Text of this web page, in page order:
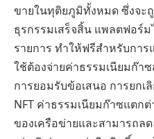
ขายในทุติยภูมิทั้งหมด ซึ่งจะ
ธุรกรรมเสร็จสิ้น แพลตฟอร์
รายการ ทำให้ฟรีสำหรับการ
ใช้ต้องจ่ายค่าธรรมเนียมก๊า
การยอมรับข้อเสนอ การยกเ
NFT ค่าธรรมเนียมก๊าซแต
ของเครือข่ายและสามารถล